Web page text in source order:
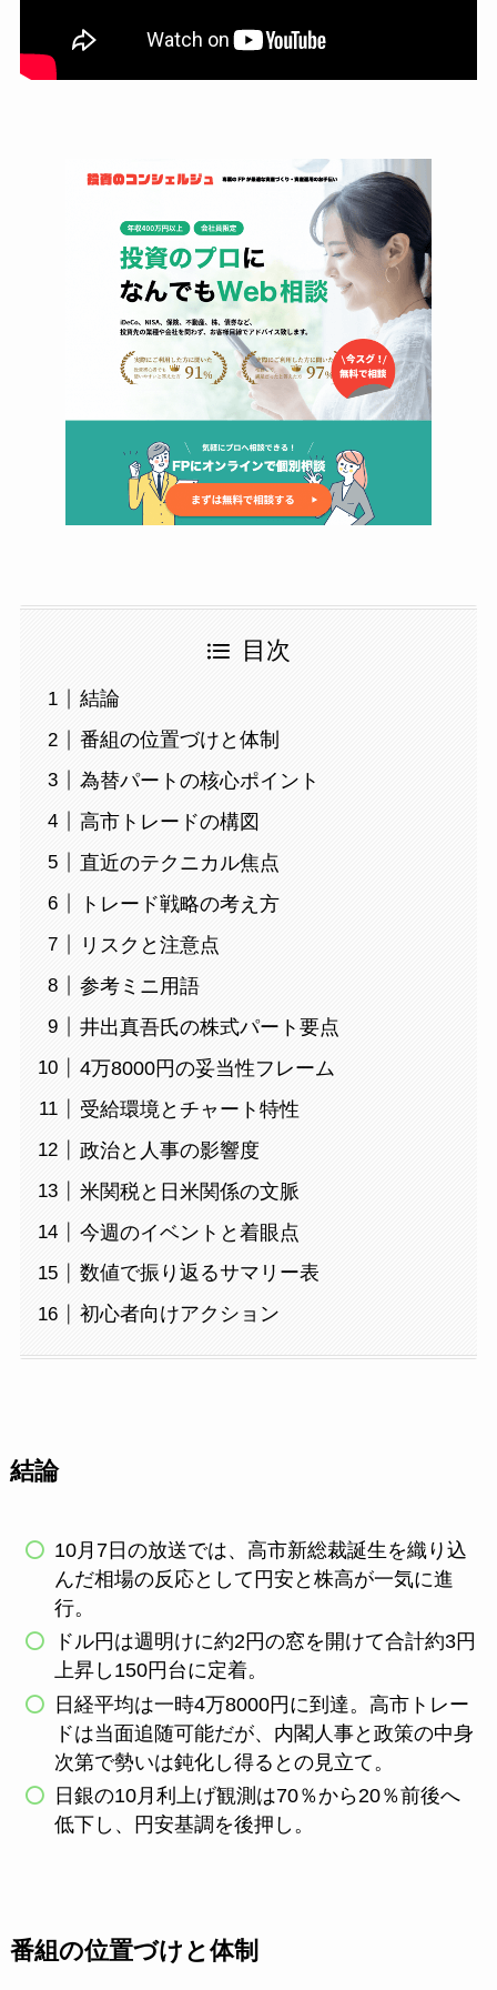
目次
結論
番組の位置づけと体制
為替パートの核心ポイント
高市トレードの構図
直近のテクニカル焦点
トレード戦略の考え方
リスクと注意点
参考ミニ用語
井出真吾氏の株式パート要点
4万8000円の妥当性フレーム
受給環境とチャート特性
政治と人事の影響度
米関税と日米関係の文脈
今週のイベントと着眼点
数値で振り返るサマリー表
初心者向けアクション
結論
10月7日の放送では、高市新総裁誕生を織り込
んだ相場の反応として円安と株高が一気に進
行。
ドル円は週明けに約2円の窓を開けて合計約3円
上昇し150円台に定着。
日経平均は一時4万8000円に到達。高市トレー
ドは当面追随可能だが、内閣人事と政策の中身
次第で勢いは鈍化し得るとの見立て。
日銀の10月利上げ観測は70％から20％前後へ
低下し、円安基調を後押し。
番組の位置づけと体制